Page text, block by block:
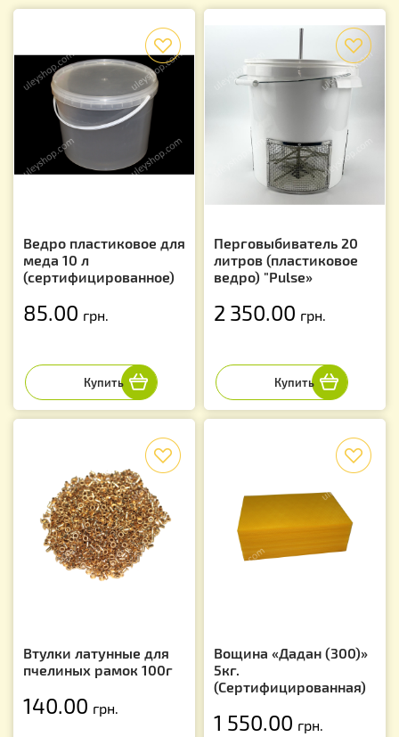
Ведро пластиковое для
меда 10 л
(сертифицированное)
85.00 грн.
Перговыбиватель 20
литров (пластиковое
ведро) "Pulse»
2 350.00 грн.
Втулки латунные для
пчелиных рамок 100г
140.00 грн.
Вощина «Дадан (300)»
5кг.
(Сертифицированная)
1 550.00 грн.